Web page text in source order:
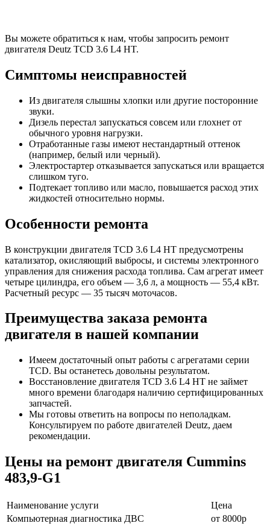
Вы можете обратиться к нам, чтобы запросить ремонт
двигателя Deutz TCD 3.6 L4 HT.
Симптомы неисправностей
Из двигателя слышны хлопки или другие посторонние
звуки.
Дизель перестал запускаться совсем или глохнет от
обычного уровня нагрузки.
Отработанные газы имеют нестандартный оттенок
(например, белый или черный).
Электростартер отказывается запускаться или вращается
слишком туго.
Подтекает топливо или масло, повышается расход этих
жидкостей относительно нормы.
Особенности ремонта
В конструкции двигателя TCD 3.6 L4 HT предусмотрены
катализатор, окисляющий выбросы, и системы электронного
управления для снижения расхода топлива. Сам агрегат имеет
четыре цилиндра, его объем — 3,6 л, а мощность — 55,4 кВт.
Расчетный ресурс — 35 тысяч моточасов.
Преимущества заказа ремонта
двигателя в нашей компании
Имеем достаточный опыт работы с агрегатами серии
TCD. Вы останетесь довольны результатом.
Восстановление двигателя TCD 3.6 L4 HT не займет
много времени благодаря наличию сертифицированных
запчастей.
Мы готовы ответить на вопросы по неполадкам.
Консультируем по работе двигателей Deutz, даем
рекомендации.
Цены на ремонт двигателя Cummins
483,9-G1
Наименование уcлуги
Цена
Компьютерная диагностика ДВС
от 8000р